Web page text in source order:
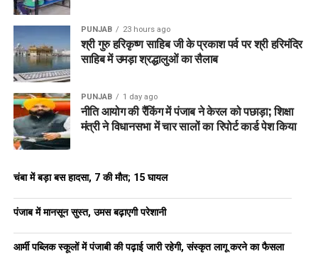
PUNJAB 23 hours ago
श्री गुरु हरिकृष्ण साहिब जी के प्रकाश पर्व पर श्री हरिमंदिर
साहिब में उमड़ा श्रद्धालुओं का सैलाब
PUNJAB 1 day ago
नीति आयोग की रैंकिंग में पंजाब ने केरल को पछाड़ा; शिक्षा
मंत्री ने विधानसभा में चार सालों का रिपोर्ट कार्ड पेश किया
चंबा में बड़ा बस हादसा, 7 की मौत; 15 घायल
पंजाब में मानसून सुस्त, उमस बढ़ाएगी परेशानी
आर्मी पब्लिक स्कूलों में पंजाबी की पढ़ाई जारी रहेगी, संस्कृत लागू करने का फैसला